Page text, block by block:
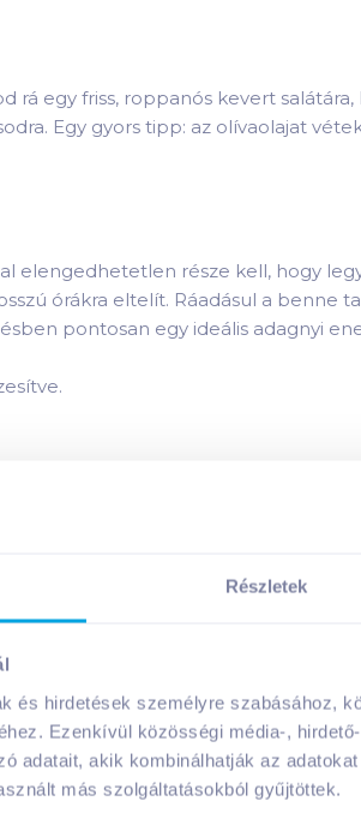
Részletek
és hirdetések személyre szabásához,
Ezenkívül közösségi média-,
adatait, akik kombinálhatják az
más szolgáltatásokból gyűjtöttek.
rá egy friss, roppanós kevert
Egy gyors tipp: az olívaolajat
elengedhetetlen része kell, hogy
órákra eltelít. Ráadásul a benne
pontosan egy ideális adagnyi